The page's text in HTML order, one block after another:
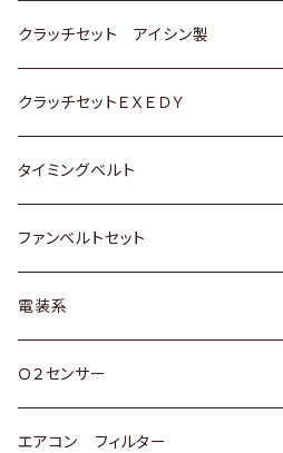
スバル
スバル
ダイハツ
マツダ
三菱
スバル
日野
ＷＡＧＥＮ
アストロ（シボレー）
クライスラー
ＶＯＬＶＯ
スズキ
日産
ダイハツ
マツダ
三菱
スバル
ダイハツ
日産
ホンダ
マツダ
トヨタ
クラッチセット アイシン製
ホンダ
スズキ
ダイハツ
マツダ
三菱
スバル
クラッチセットＥＸＥＤＹ
ホンダ
スズキ
日産
ダイハツ
マツダ
タイミングベルト
トヨタ
スズキ
ダイハツ
三菱
ファンベルトセット
トヨタ
ホンダ
スズキ
電装系
Ｏ２センサー
トヨタ
エアコン フィルター